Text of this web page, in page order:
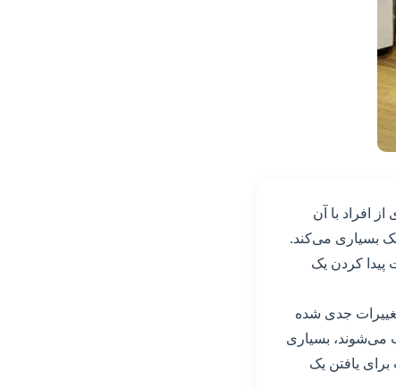
افراد با آن
بسیاری می‌کند.
پیدا کردن یک
جدی شده
می‌شوند، بسیاری
یافتن یک